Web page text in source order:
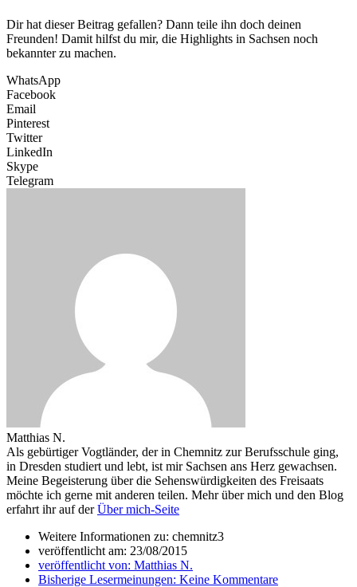
Dir hat dieser Beitrag gefallen? Dann teile ihn doch deinen
Freunden! Damit hilfst du mir, die Highlights in Sachsen noch
bekannter zu machen.
WhatsApp
Facebook
Email
Pinterest
Twitter
LinkedIn
Skype
Telegram
Matthias N.
Als gebürtiger Vogtländer, der in Chemnitz zur Berufsschule ging,
in Dresden studiert und lebt, ist mir Sachsen ans Herz gewachsen.
Meine Begeisterung über die Sehenswürdigkeiten des Freisaats
möchte ich gerne mit anderen teilen. Mehr über mich und den Blog
erfahrt ihr auf derÜber mich-Seite
Weitere Informationen zu: chemnitz3
veröffentlicht am: 23/08/2015
veröffentlicht von: Matthias N.
Bisherige Lesermeinungen: Keine Kommentare